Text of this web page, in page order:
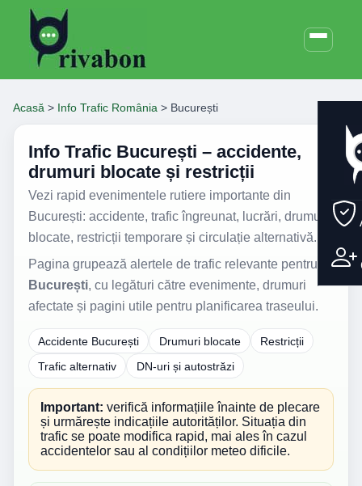
Acasă > Info Trafic România > București
Info Trafic București – accidente,
drumuri blocate și restricții
Vezi rapid evenimentele rutiere importante din
București: accidente, trafic îngreunat, lucrări, drumuri
blocate, restricții temporare și circulație alternativă.
Pagina grupează alertele de trafic relevante pentru
București, cu legături către evenimente, drumuri
afectate și pagini utile pentru planificarea traseului.
Accidente București Drumuri blocate
Restricții
Trafic alternativ
DN-uri și autostrăzi
Important: verifică informațiile înainte de plecare
și urmărește indicațiile autorităților. Situația din
trafic se poate modifica rapid, mai ales în cazul
accidentelor sau al condițiilor meteo dificile.